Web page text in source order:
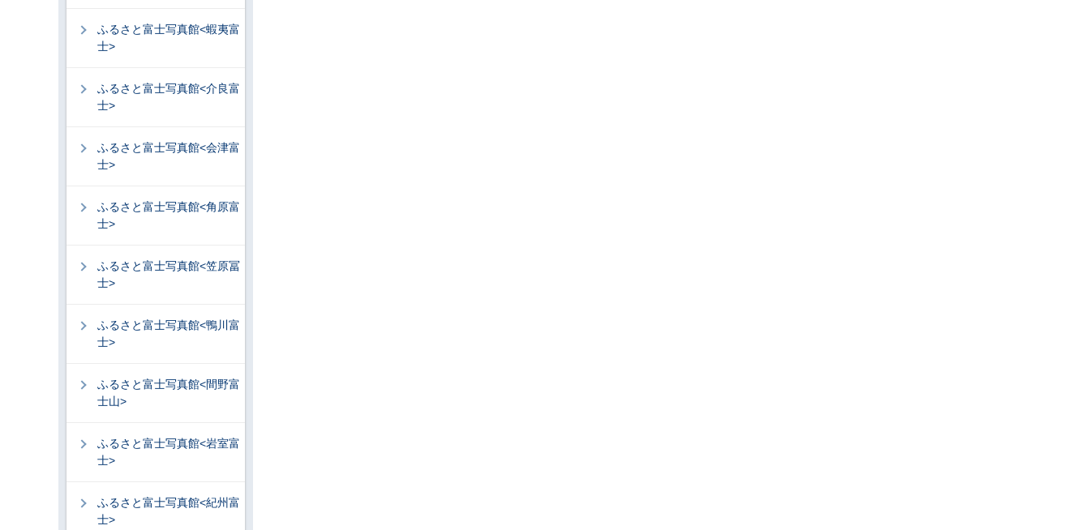
ふるさと富士写真館<蝦夷富
士>
ふるさと富士写真館<介良富
士>
ふるさと富士写真館<会津富
士>
ふるさと富士写真館<角原富
士>
ふるさと富士写真館<笠原冨
士>
ふるさと富士写真館<鴨川富
士>
ふるさと富士写真館<間野富
士山>
ふるさと富士写真館<岩室富
士>
ふるさと富士写真館<紀州富
士>